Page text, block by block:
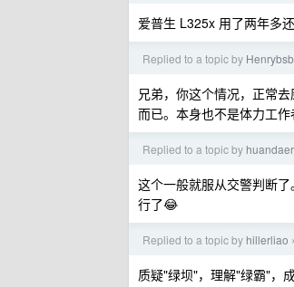
爱普生 L325x 用了两年多
Replied to a topic by
兄弟，你这个情况，正常
而已。本身也不是体力工
Replied to a topic by
这个一般就服从交警判断
行了😂
Replied to a topic by hillerliao ›
质疑"绿坝"，理解"绿霸"，